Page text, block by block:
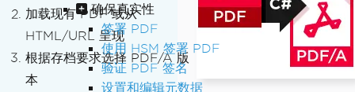
确保真实性
签署 PDF
使用 HSM 签署 PDF
验证 PDF 签名
设置和编辑元数据
加载现有 PDF 或从
HTML/URL 呈现
根据存档要求选择 PDF/A 版
本